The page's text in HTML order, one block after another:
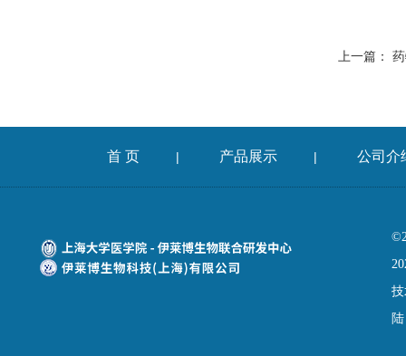
上一篇：
首 页 | 产品展示 | 公司介
陆